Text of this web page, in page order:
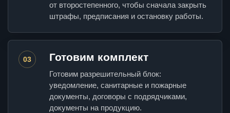
от второстепенного, чтобы сначала закрыть
штрафы, предписания и остановку работы.
03 Готовим комплект
Готовим разрешительный блок:
уведомление, санитарные и пожарные
документы, договоры с подрядчиками,
документы на продукцию.